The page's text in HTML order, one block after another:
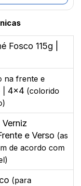
Fosco 115g |
na frente e
4x4 (colorido
e Verso (as
de acordo com
(para